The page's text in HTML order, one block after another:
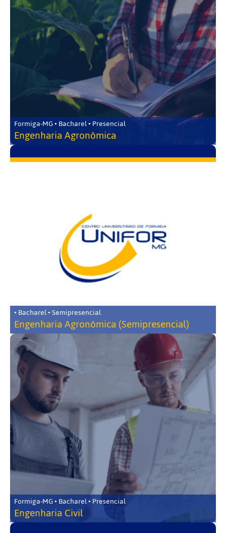
Formiga-MG • Bacharel • Presencial
Engenharia Agronômica
• Bacharel • Semipresencial
Engenharia Agronômica (Semipresencial)
Formiga-MG • Bacharel • Presencial
Engenharia Civil